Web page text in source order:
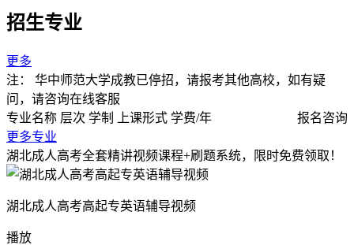
招生专业
更多
注：
华中师范大学成教已停招，请报考其他高校，如有疑
问，请咨询在线客服
专业名称 层次 学制 上课形式 学费/年
报名咨询
更多专业
湖北成人高考全套精讲视频课程+刷题系统，限时免费领取！
湖北成人高考高起专英语辅导视频
播放